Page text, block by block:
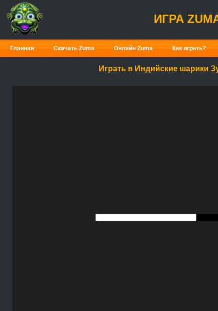
ИГРА
Главная Скачать Zuma Онлайн Zuma Как играть?
Играть в Индийские шарики